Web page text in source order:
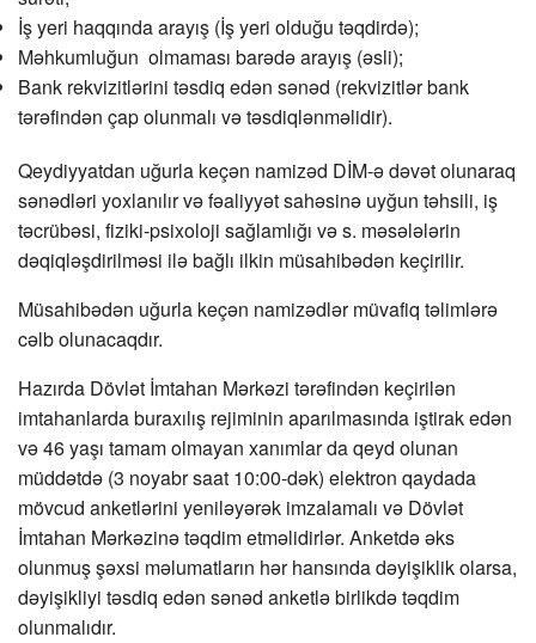
İş yeri haqqında arayış (İş yeri olduğu təqdirdə);
Məhkumluğun olmaması barədə arayış (əsli);
Bank rekvizitlərini təsdiq edən sənəd (rekvizitlər bank
tərəfindən çap olunmalı və təsdiqlənməlidir).
Qeydiyyatdan uğurla keçən namizəd DİM-ə dəvət olunaraq
sənədləri yoxlanılır və fəaliyyət sahəsinə uyğun təhsili, iş
təcrübəsi, fiziki-psixoloji sağlamlığı və s. məsələlərin
dəqiqləşdirilməsi ilə bağlı ilkin müsahibədən keçirilir.
Müsahibədən uğurla keçən namizədlər müvafiq təlimlərə
cəlb olunacaqdır.
Hazırda Dövlət İmtahan Mərkəzi tərəfindən keçirilən
imtahanlarda buraxılış rejiminin aparılmasında iştirak edən
və 46 yaşı tamam olmayan xanımlar da qeyd olunan
müddətdə (3 noyabr saat 10:00-dək) elektron qaydada
mövcud anketlərini yeniləyərək imzalamalı və Dövlət
İmtahan Mərkəzinə təqdim etməlidirlər. Anketdə əks
olunmuş şəxsi məlumatların hər hansında dəyişiklik olarsa,
dəyişikliyi təsdiq edən sənəd anketlə birlikdə təqdim
olunmalıdır.